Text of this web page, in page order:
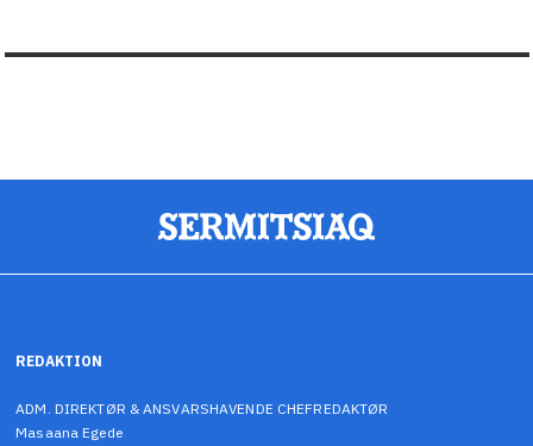
REDAKTION
ADM. DIREKTØR & ANSVARSHAVENDE CHEFREDAKTØR
Masaana Egede